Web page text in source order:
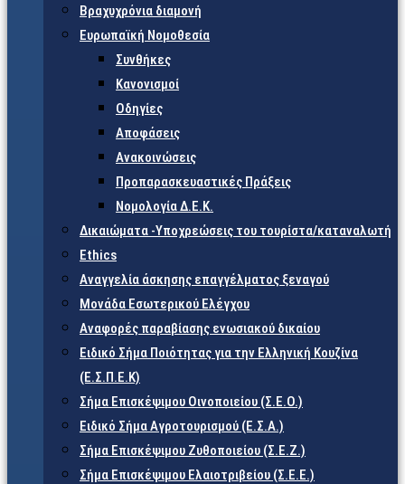
Βραχυχρόνια διαμονή
Ευρωπαϊκή Νομοθεσία
Συνθήκες
Κανονισμοί
Οδηγίες
Αποφάσεις
Ανακοινώσεις
Προπαρασκευαστικές Πράξεις
Νομολογία Δ.Ε.Κ.
Δικαιώματα -Υποχρεώσεις του τουρίστα/καταναλωτή
Ethics
Αναγγελία άσκησης επαγγέλματος ξεναγού
Μονάδα Εσωτερικού Ελέγχου
Αναφορές παραβίασης ενωσιακού δικαίου
Ειδικό Σήμα Ποιότητας για την Ελληνική Κουζίνα
(Ε.Σ.Π.Ε.Κ)
Σήμα Επισκέψιμου Οινοποιείου (Σ.Ε.Ο.)
Ειδικό Σήμα Αγροτουρισμού (Ε.Σ.Α.)
Σήμα Επισκέψιμου Ζυθοποιείου (Σ.Ε.Ζ.)
Σήμα Επισκέψιμου Ελαιοτριβείου (Σ.Ε.Ε.)